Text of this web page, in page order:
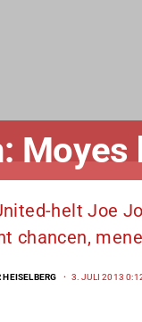
Moyes
helt Joe
chancen,
HEISELBERG 3. JULI 2013